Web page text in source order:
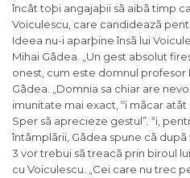
încât toþi angajaþii sã aibã timp
Voiculescu, care candideazã
Ideea nu-i aparþine însã lui
Mihai Gâdea. „Un gest absolut
onest, cum este domnul profesor
Gâdea. „Domnia sa chiar are
imunitate mai exact, ºi mãcar atât
Sper sã aprecieze gestul”. ªi,
întâmplãrii, Gâdea spune cã
3 vor trebui sã treacã prin biroul
cu Voiculescu. „Cei care nu trec